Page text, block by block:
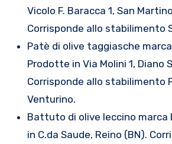
Vicolo F. Baracca 1, San
Corrisponde allo stabilimento
Patè di olive taggiasche
Prodotte in Via Molini 1, Diano
Corrisponde allo stabilimento
Venturino.
Battuto di olive leccino marca
in C.da Saude, Reino (BN).